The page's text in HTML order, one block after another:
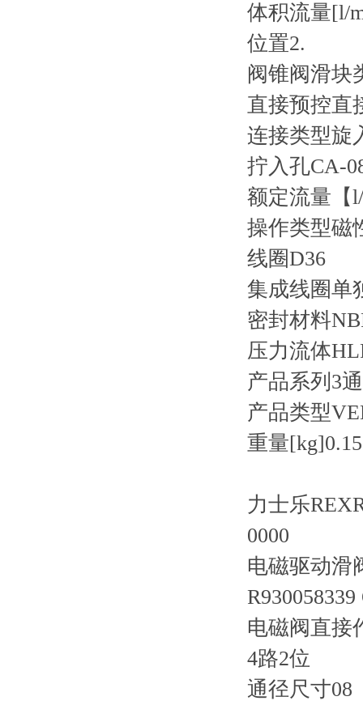
体积流量[l/
位置2.
阀锥阀滑块
直接预控直
连接类型旋
拧入孔CA-
额定流量【
操作类型磁
线圈D36
集成线圈单
密封材料
压力流体
产品系列3通
产品类型
重量[kg]0.15
力士乐
0000
电磁驱动滑
电磁阀直接
4路2位
通径尺寸08